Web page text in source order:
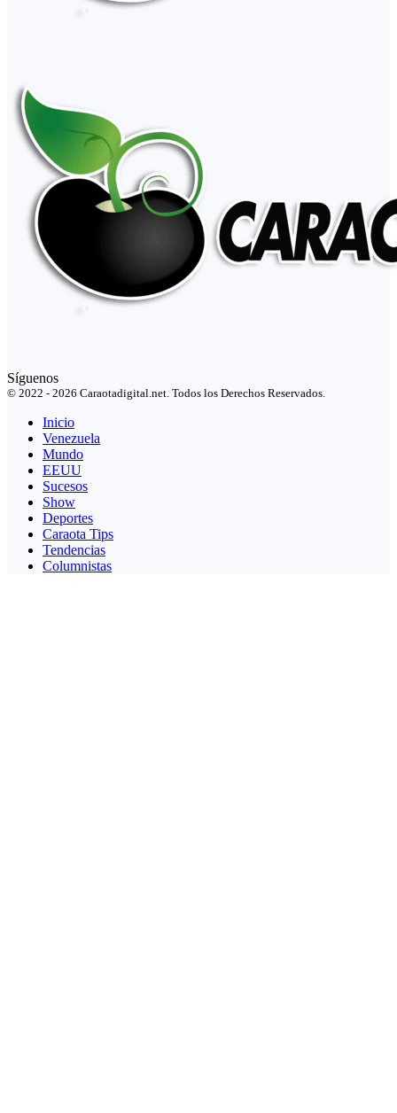
Síguenos
© 2022 - 2026 Caraotadigital.net. Todos los Derechos Reservados.
Inicio
Venezuela
Mundo
EEUU
Sucesos
Show
Deportes
Caraota Tips
Tendencias
Columnistas